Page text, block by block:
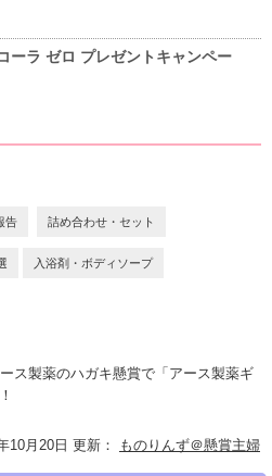
ーラ ゼロ プレゼントキャンペー
告 詰め合わせ・セット
入浴剤・ボディソープ
ス製薬のハガキ懸賞で「アース製薬ギ
10月20日 更新 ： ものりんず＠懸賞主婦